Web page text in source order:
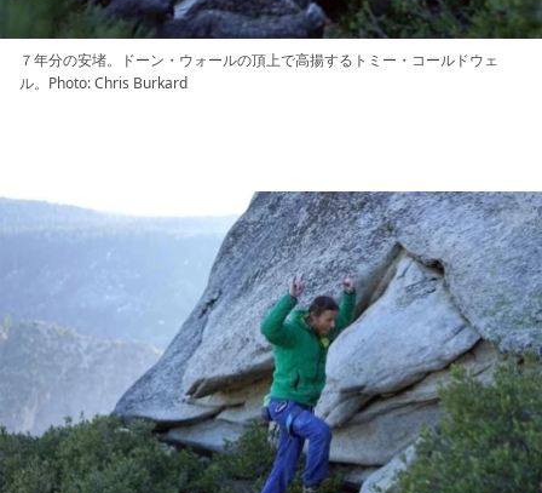
７年分の安堵。ドーン・ウォールの頂上で高揚するトミー・コールドウェ
ル。Photo: Chris Burkard